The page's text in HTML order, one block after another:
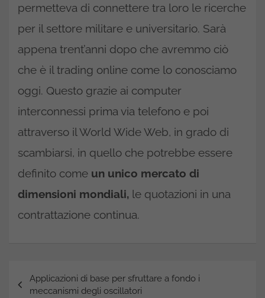
permetteva di connettere tra loro le ricerche
per il settore militare e universitario. Sarà
appena trent’anni dopo che avremmo ciò
che è il trading online come lo conosciamo
oggi. Questo grazie ai computer
interconnessi prima via telefono e poi
attraverso il World Wide Web, in grado di
scambiarsi, in quello che potrebbe essere
definito come un unico mercato di
dimensioni mondiali, le quotazioni in una
contrattazione continua.
articoli
Applicazioni di base per sfruttare a fondo i
meccanismi degli oscillatori